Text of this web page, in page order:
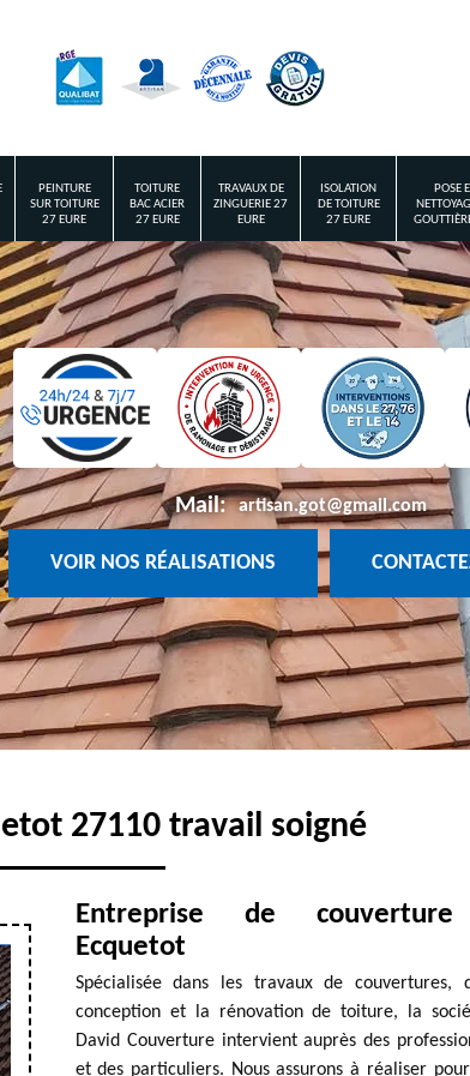
PEINTURE
SUR TOITURE
27 EURE
TOITURE
BAC ACIER
27 EURE
TRAVAUX DE
ZINGUERIE 27
EURE
ISOLATION
DE TOITURE
27 EURE
POSE
Mail: artisan.got@gmail.com
VOIR NOS RÉALISATIONS
27110 travail soigné
Entreprise de
Ecquetot
Spécialisée dans les travaux de couvertures,
conception et la rénovation de toiture, la
David Couverture intervient auprès des
et des particuliers. Nous assurons à réaliser